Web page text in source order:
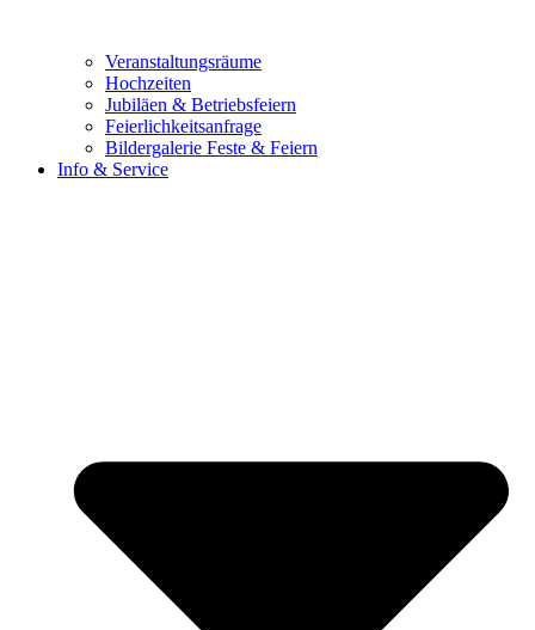
Veranstaltungsräume
Hochzeiten
Jubiläen & Betriebsfeiern
Feierlichkeitsanfrage
Bildergalerie Feste & Feiern
Info & Service